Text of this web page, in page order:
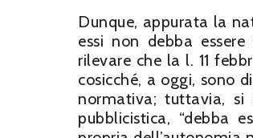
Dunque, appurata la
essi non debba
rilevare che la l. 11
cosicché, a oggi, sono
normativa; tuttavia,
pubblicistica, “debba